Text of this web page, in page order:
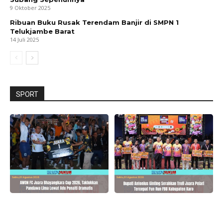
9 Oktober 2025
Ribuan Buku Rusak Terendam Banjir di SMPN 1
Telukjambe Barat
14 Juli 2025
SPORT